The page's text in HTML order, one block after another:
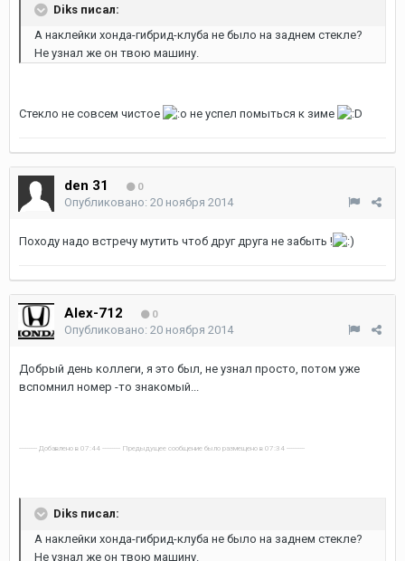
Diks писал:
А наклейки хонда-гибрид-клуба не было на заднем стекле?
Не узнал же он твою машину.
Стекло не совсем чистое не успел помыться к зиме
den 31 0
Опубликовано: 20 ноября 2014
Походу надо встречу мутить чтоб друг друга не забыть !
Alex-712 0
Опубликовано: 20 ноября 2014
Добрый день коллеги, я это был, не узнал просто, потом уже
вспомнил номер -то знакомый...
---------- Добавлено в 07:44 ---------- Предыдущее сообщение было размещено в 07:34 ----------
Diks писал:
А наклейки хонда-гибрид-клуба не было на заднем стекле?
Не узнал же он твою машину.